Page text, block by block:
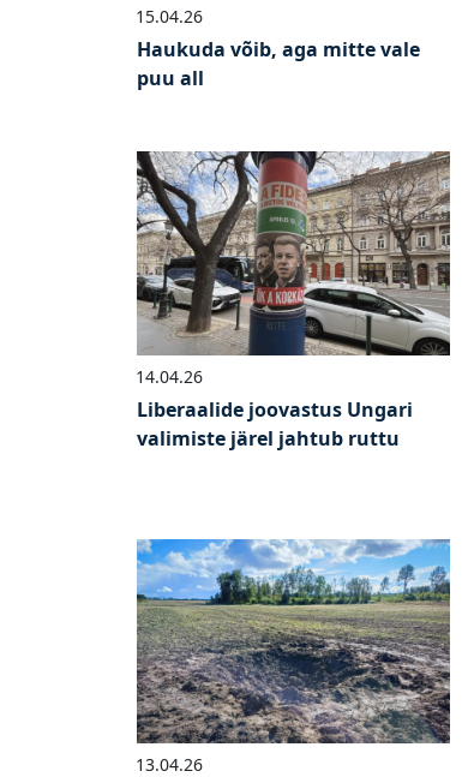
15.04.26
Haukuda võib, aga mitte vale
puu all
14.04.26
Liberaalide joovastus Ungari
valimiste järel jahtub ruttu
13.04.26